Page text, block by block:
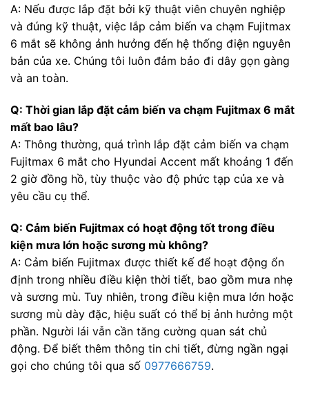
A: Nếu được lắp đặt bởi kỹ thuật viên chuyên nghiệp
và đúng kỹ thuật, việc lắp cảm biến va chạm Fujitmax
6 mắt sẽ không ảnh hưởng đến hệ thống điện nguyên
bản của xe. Chúng tôi luôn đảm bảo đi dây gọn gàng
và an toàn.
Q: Thời gian lắp đặt cảm biến va chạm Fujitmax 6 mắt
mất bao lâu?
A: Thông thường, quá trình lắp đặt cảm biến va chạm
Fujitmax 6 mắt cho Hyundai Accent mất khoảng 1 đến
2 giờ đồng hồ, tùy thuộc vào độ phức tạp của xe và
yêu cầu cụ thể.
Q: Cảm biến Fujitmax có hoạt động tốt trong điều
kiện mưa lớn hoặc sương mù không?
A: Cảm biến Fujitmax được thiết kế để hoạt động ổn
định trong nhiều điều kiện thời tiết, bao gồm mưa nhẹ
và sương mù. Tuy nhiên, trong điều kiện mưa lớn hoặc
sương mù dày đặc, hiệu suất có thể bị ảnh hưởng một
phần. Người lái vẫn cần tăng cường quan sát chủ
động. Để biết thêm thông tin chi tiết, đừng ngần ngại
gọi cho chúng tôi qua số 0977666759.